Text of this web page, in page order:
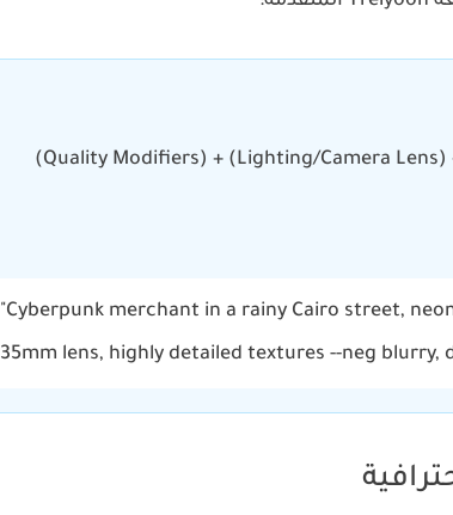
"Cyberpunk merchant in a rainy Cairo street,
35mm lens, highly detailed textures --neg blurry,